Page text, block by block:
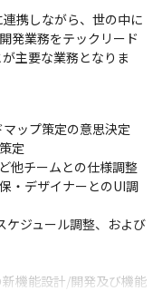
携しながら、世の中に
発業務をテックリード
主要な業務となりま
ップ策定の意思決定
定
他チームとの仕様調整
・デザイナーとのUI調
ケジュール調整、および
機能設計/開発及び機能